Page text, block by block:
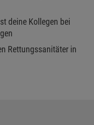
deine Kollegen bei
Rettungssanitäter in